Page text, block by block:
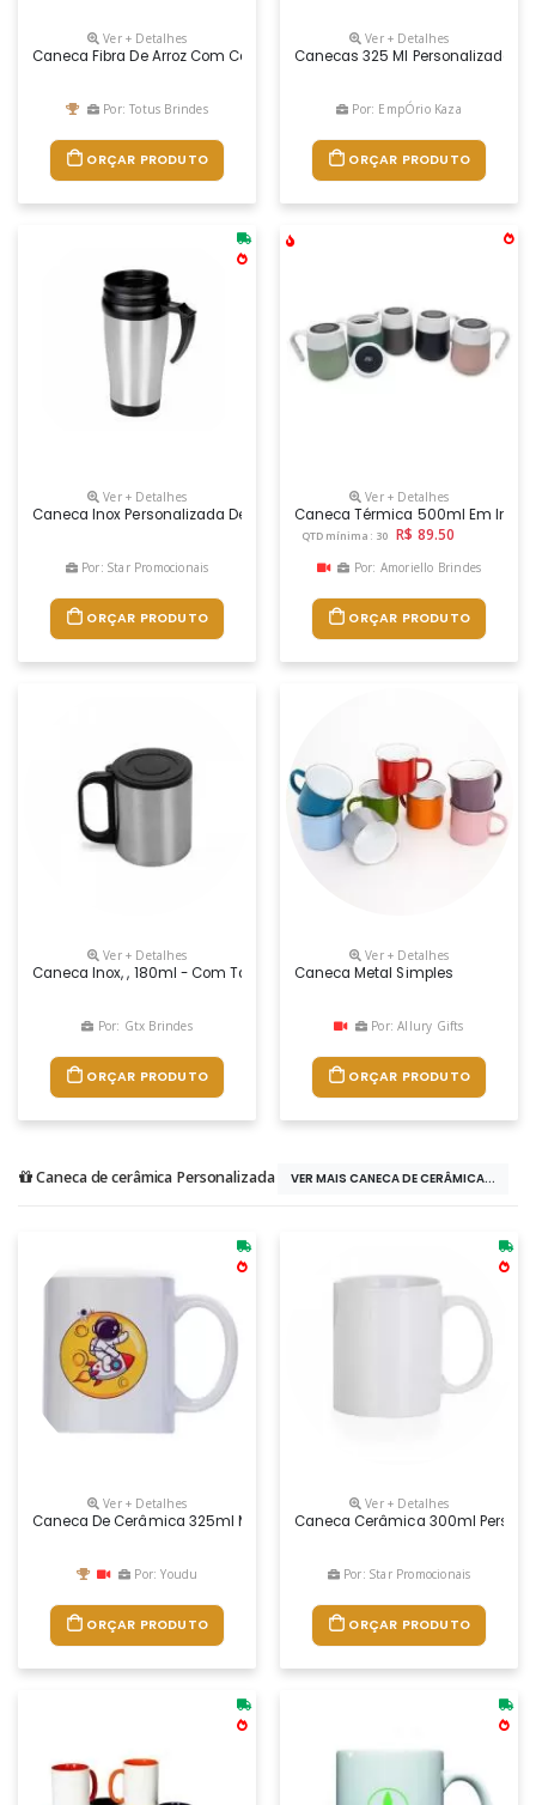
Ver + Detalhes
Caneca Fibra De Arroz Com Capacidade De 400ml.
Por: Totus Brindes
ORÇAR PRODUTO
Ver + Detalhes
Canecas 325 Ml Personalizadas
Por: EmpÓrio Kaza
ORÇAR PRODUTO
Ver + Detalhes
Caneca Inox Personalizada De 400 Ml, Com Pegador, Tampa
Por: Star Promocionais
ORÇAR PRODUTO
Ver + Detalhes
Caneca Térmica 500ml Em Inox
QTD mínima: 30 R$ 89.50
Por: Amoriello Brindes
ORÇAR PRODUTO
Ver + Detalhes
Caneca Inox, , 180ml - Com Tampa.
Por: Gtx Brindes
ORÇAR PRODUTO
Ver + Detalhes
Caneca Metal Simples
Por: Allury Gifts
ORÇAR PRODUTO
Caneca de cerâmica Personalizada VER MAIS CANECA DE CERÂMICA...
Ver + Detalhes
Caneca De Cerâmica 325ml Modelo Premium 100% Colorida.
Por: Youdu
ORÇAR PRODUTO
Ver + Detalhes
Caneca Cerâmica 300ml
Por: Star Promocionais
ORÇAR PRODUTO